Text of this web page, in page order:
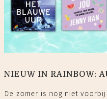
NIEUW IN RAINBOW:
De zomer is nog niet